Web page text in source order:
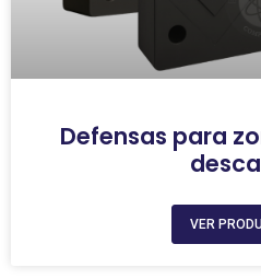
Defensas para
VER